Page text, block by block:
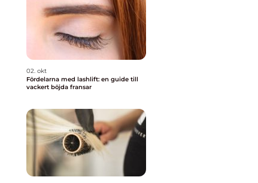
02. okt
Fördelarna med lashlift: en guide till
vackert böjda fransar